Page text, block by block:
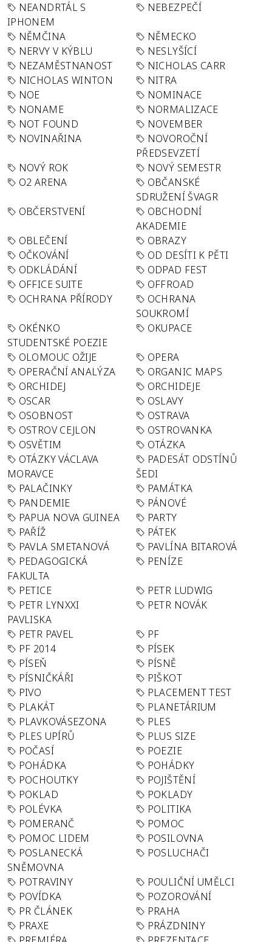
NEANDRTÁL S
IPHONEM
NEBEZPEČÍ
NĚMČINA
NĚMECKO
NERVY V KÝBLU
NESLYŠÍCÍ
NEZAMĚSTNANOST
NICHOLAS CARR
NICHOLAS WINTON
NITRA
NOE
NOMINACE
NONAME
NORMALIZACE
NOT FOUND
NOVEMBER
NOVINAŘINA
NOVOROČNÍ
PŘEDSEVZETÍ
NOVÝ ROK
NOVÝ SEMESTR
O2 ARENA
OBČANSKÉ
SDRUŽENÍ ŠVAGR
OBČERSTVENÍ
OBCHODNÍ
AKADEMIE
OBLEČENÍ
OBRAZY
OČKOVÁNÍ
OD DESÍTI K PĚTI
ODKLÁDÁNÍ
ODPAD FEST
OFFICE SUITE
OFFROAD
OCHRANA PŘÍRODY
OCHRANA
SOUKROMÍ
OKÉNKO
STUDENTSKÉ POEZIE
OKUPACE
OLOMOUC OŽIJE
OPERA
OPERAČNÍ ANALÝZA
ORGANIC MAPS
ORCHIDEJ
ORCHIDEJE
OSCAR
OSLAVY
OSOBNOST
OSTRAVA
OSTROV CEJLON
OSTROVANKA
OSVĚTIM
OTÁZKA
OTÁZKY VÁCLAVA
MORAVCE
PADESÁT ODSTÍNŮ
ŠEDI
PALAČINKY
PAMÁTKA
PANDEMIE
PÁNOVÉ
PAPUA NOVA GUINEA
PARTY
PAŘÍŽ
PÁTEK
PAVLA SMETANOVÁ
PAVLÍNA BITAROVÁ
PEDAGOGICKÁ
FAKULTA
PENÍZE
PETICE
PETR LUDWIG
PETR LYNXXI
PAVLISKA
PETR NOVÁK
PETR PAVEL
PF
PF 2014
PÍSEK
PÍSEŇ
PÍSNĚ
PÍSNIČKÁŘI
PIŠKOT
PIVO
PLACEMENT TEST
PLAKÁT
PLANETÁRIUM
PLAVKOVÁSEZONA
PLES
PLES UPÍRŮ
PLUS SIZE
POČASÍ
POEZIE
POHÁDKA
POHÁDKY
POCHOUTKY
POJIŠTĚNÍ
POKLAD
POKLADY
POLÉVKA
POLITIKA
POMERANČ
POMOC
POMOC LIDEM
POSILOVNA
POSLANECKÁ
SNĚMOVNA
POSLUCHAČI
POTRAVINY
POULIČNÍ UMĚLCI
POVÍDKA
POZOROVÁNÍ
PR ČLÁNEK
PRAHA
PRAXE
PRÁZDNINY